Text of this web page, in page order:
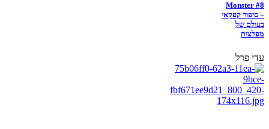
Monster #8
– סיפור קפקאי
בעולם של
מפלצות
עדי פרל